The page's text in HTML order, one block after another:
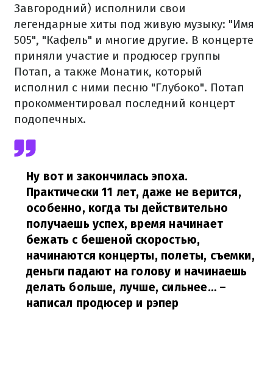
Завгородний) исполнили свои
легендарные хиты под живую музыку: "Имя
505", "Кафель" и многие другие. В концерте
приняли участие и продюсер группы
Потап, а также Монатик, который
исполнил с ними песню "Глубоко". Потап
прокомментировал последний концерт
подопечных.
Ну вот и закончилась эпоха.
Практически 11 лет, даже не верится,
особенно, когда ты действительно
получаешь успех, время начинает
бежать с бешеной скоростью,
начинаются концерты, полеты, съемки,
деньги падают на голову и начинаешь
делать больше, лучше, сильнее…–
написал продюсер и рэпер